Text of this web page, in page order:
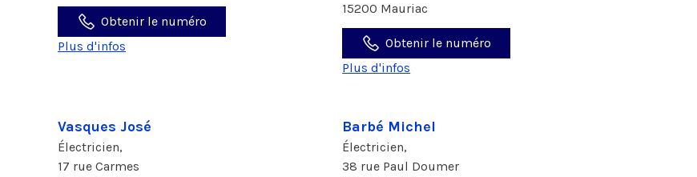
Obtenir le numéro
Plus d'infos
15200 Mauriac
Obtenir le numéro
Plus d'infos
Vasques José
Électricien,
17 rue Carmes
Barbé Michel
Électricien,
38 rue Paul Doumer